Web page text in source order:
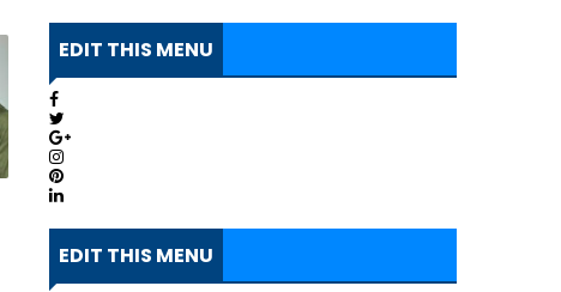
EDIT THIS MENU
EDIT THIS MENU